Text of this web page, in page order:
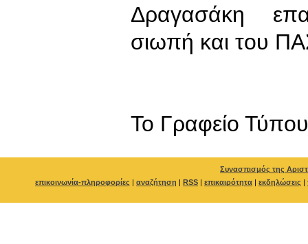
Δραγασάκη
σιωπή και του
To Γραφείο Τύπου
Συνασπισμός της
επικοινωνία-πληροφορίες | αναζήτηση | RSS | επικαιρότητα | εκδηλώσεις |